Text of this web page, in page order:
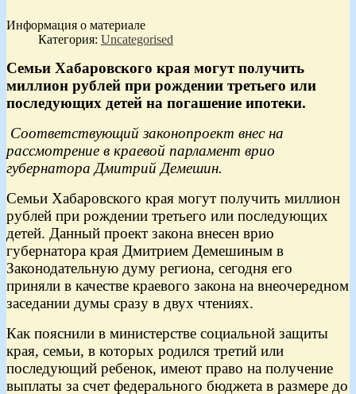
Информация о материале
Категория: Uncategorised
Семьи Хабаровского края могут получить
миллион рублей при рождении третьего или
последующих детей на погашение ипотеки.
Соответствующий законопроект внес на
рассмотрение в краевой парламент врио
губернатора Дмитрий Демешин.
Семьи Хабаровского края могут получить миллион
рублей при рождении третьего или последующих
детей. Данный проект закона внесен врио
губернатора края Дмитрием Демешиным в
Законодательную думу региона, сегодня его
приняли в качестве краевого закона на внеочередном
заседании думы сразу в двух чтениях.
Как пояснили в министерстве социальной защиты
края, семьи, в которых родился третий или
последующий ребенок, имеют право на получение
выплаты за счет федерального бюджета в размере до